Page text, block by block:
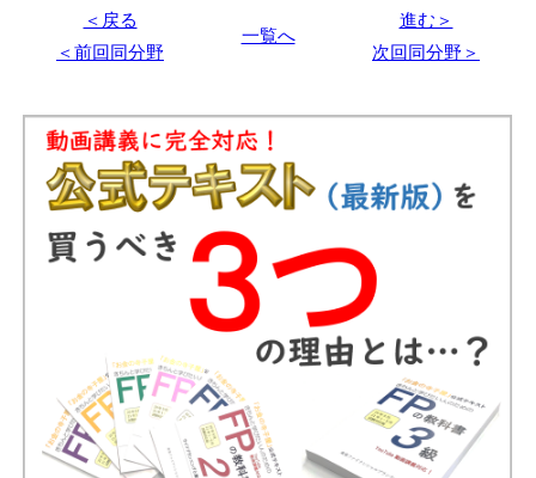
＜戻る
一覧へ
進む＞
＜前回同分野
次回同分野＞